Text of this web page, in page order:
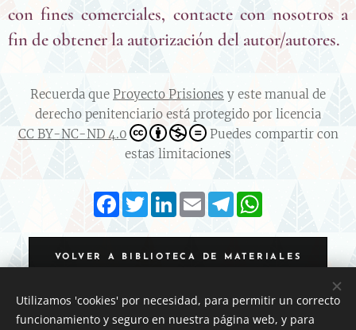
con fines comerciales, contacte con nosotros a
fin de obtener la autorización del autor/autores.
Recuerda que Proyecto Prisiones y este manual de
derecho penitenciario está protegido por licencia
CC BY-NC-ND 4.0
Puedes compartir con
estas limitaciones
F
e
o
T
w
t
e
L
k
d
E
m
i
T
e
g
r
t
A
VOLVER A BIBLIOTECA DE MATERIALES
Utilizamos 'cookies' por necesidad, para permitir un correcto
funcionamiento y seguro en nuestra página web, y para